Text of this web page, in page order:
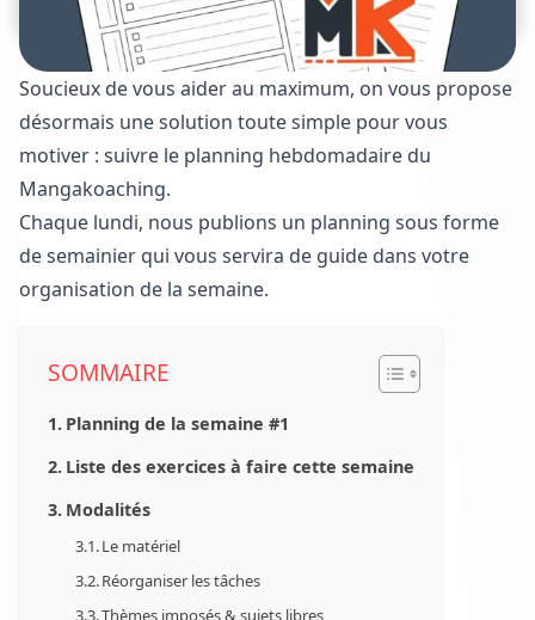
Soucieux de vous aider au maximum, on vous propose
désormais une solution toute simple pour vous
motiver : suivre le planning hebdomadaire du
Mangakoaching.
Chaque lundi, nous publions un planning sous forme
de semainier qui vous servira de guide dans votre
organisation de la semaine.
SOMMAIRE
Planning de la semaine #1
Liste des exercices à faire cette semaine
Modalités
Le matériel
Réorganiser les tâches
Thèmes imposés & sujets libres